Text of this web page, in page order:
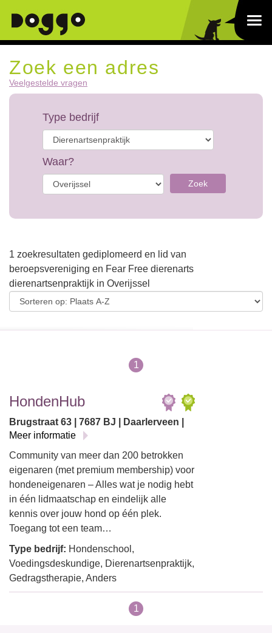
Zoek een adres
Veelgestelde vragen
Type bedrijf
Waar?
Zoek
1 zoekresultaten gediplomeerd en lid van
beroepsvereniging en Fear Free dierenarts
dierenartsenpraktijk in Overijssel
1
HondenHub
Brugstraat 63 | 7687 BJ | Daarlerveen |
Meer informatie
Community van meer dan 200 betrokken
eigenaren (met premium membership) voor
hondeneigenaren – Alles wat je nodig hebt
in één lidmaatschap en eindelijk alle
kennis over jouw hond op één plek.
Toegang tot een team…
Type bedrijf: Hondenschool,
Voedingsdeskundige, Dierenartsenpraktijk,
Gedragstherapie, Anders
1